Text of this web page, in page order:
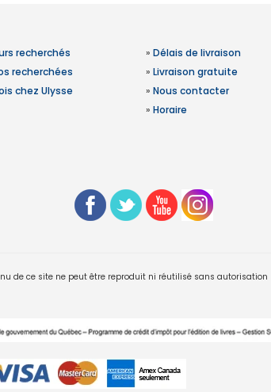
recherchés
recherchées
chez Ulysse
» Délais de livraison
» Livraison gratuite
» Nous contacter
» Horaire
de ce site ne peut être reproduit ni réutilisé sans autorisation